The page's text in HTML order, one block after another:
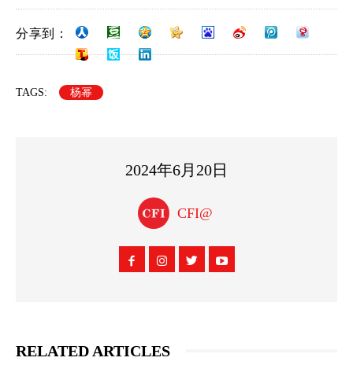
分享到：
TAGS: 杨幂
2024年6月20日
CFI@
RELATED ARTICLES